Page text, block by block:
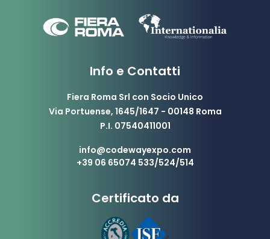
Info e Contatti
Fiera Roma Srl con Socio Unico
Via Portuense, 1645/1647 - 00148 Roma
P.I. 07540411001
info@codewayexpo.com
+39 06 65074 533/524/514
Certificato da